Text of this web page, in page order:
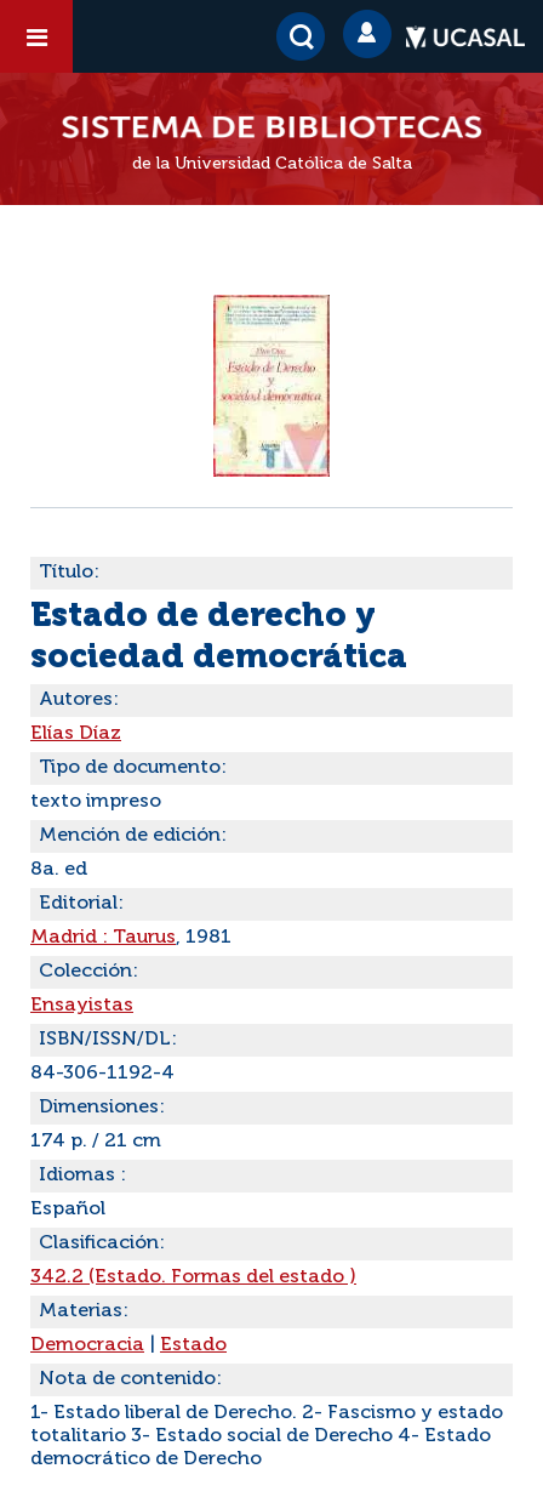
de la Universidad Católica de Salta
Título:
Estado de derecho y
sociedad democrática
Autores:
Elías Díaz
Tipo de documento:
texto impreso
Mención de edición:
8a. ed
Editorial:
Madrid : Taurus, 1981
Colección:
Ensayistas
ISBN/ISSN/DL:
84-306-1192-4
Dimensiones:
174 p. / 21 cm
Idiomas :
Español
Clasificación:
342.2 (Estado. Formas del estado )
Materias:
Democracia
Estado
Nota de contenido:
1- Estado liberal de Derecho. 2- Fascismo y estado
totalitario 3- Estado social de Derecho 4- Estado
democrático de Derecho